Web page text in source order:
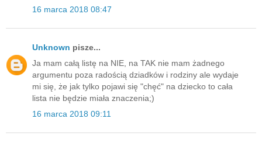
16 marca 2018 08:47
Unknown pisze...
Ja mam całą listę na NIE, na TAK nie mam żadnego
argumentu poza radością dziadków i rodziny ale wydaje
mi się, że jak tylko pojawi się "chęć" na dziecko to cała
lista nie będzie miała znaczenia;)
16 marca 2018 09:11